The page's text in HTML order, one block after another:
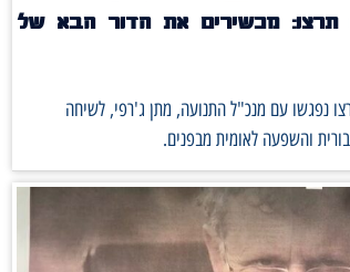
תרצו: מכשירים את הדור הבא של
נפגשו עם מנכ"ל התנועה, מתן ג'רפי, לשיחה
והשפעה לאומית מבפנים.